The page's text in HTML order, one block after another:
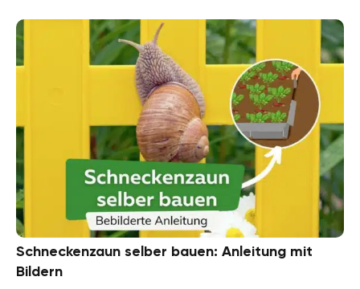
Schneckenzaun selber bauen: Anleitung mit
Bildern